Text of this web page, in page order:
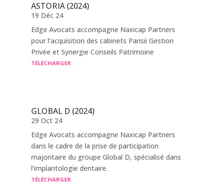
ASTORIA (2024)
19 Déc 24
Edge Avocats accompagne Naxicap Partners
pour l’acquisition des cabinets Parisii Gestion
Privée et Synergie Conseils Patrimoine
TÉLÉCHARGER
GLOBAL D (2024)
29 Oct 24
Edge Avocats accompagne Naxicap Partners
dans le cadre de la prise de participation
majoritaire du groupe Global D, spécialisé dans
l’implantologie dentaire.
TÉLÉCHARGER